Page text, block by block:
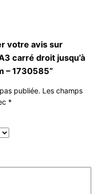
votre avis sur
carré droit jusqu’à
– 1730585”
publiée. Les champs
*